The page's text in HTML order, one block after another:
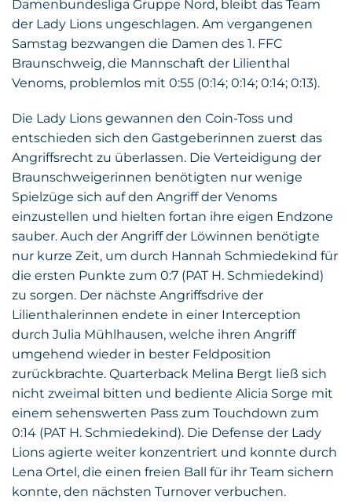
Damenbundesliga Gruppe Nord, bleibt das Team
der Lady Lions ungeschlagen. Am vergangenen
Samstag bezwangen die Damen des 1. FFC
Braunschweig, die Mannschaft der Lilienthal
Venoms, problemlos mit 0:55 (0:14; 0:14; 0:14; 0:13).
Die Lady Lions gewannen den Coin-Toss und
entschieden sich den Gastgeberinnen zuerst das
Angriffsrecht zu überlassen. Die Verteidigung der
Braunschweigerinnen benötigten nur wenige
Spielzüge sich auf den Angriff der Venoms
einzustellen und hielten fortan ihre eigen Endzone
sauber. Auch der Angriff der Löwinnen benötigte
nur kurze Zeit, um durch Hannah Schmiedekind für
die ersten Punkte zum 0:7 (PAT H. Schmiedekind)
zu sorgen. Der nächste Angriffsdrive der
Lilienthalerinnen endete in einer Interception
durch Julia Mühlhausen, welche ihren Angriff
umgehend wieder in bester Feldposition
zurückbrachte. Quarterback Melina Bergt ließ sich
nicht zweimal bitten und bediente Alicia Sorge mit
einem sehenswerten Pass zum Touchdown zum
0:14 (PAT H. Schmiedekind). Die Defense der Lady
Lions agierte weiter konzentriert und konnte durch
Lena Ortel, die einen freien Ball für ihr Team sichern
konnte, den nächsten Turnover verbuchen.